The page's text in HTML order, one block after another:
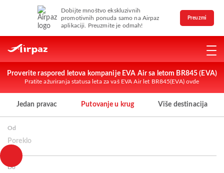
Dobijte mnoštvo ekskluzivnih
promotivnih ponuda samo na Airpaz
aplikaciji. Preuzmite je odmah!
Preuzmi
Proverite raspored letova kompanije EVA Air sa letom BR845 (EVA)
Pratite ažuriranja statusa leta za vaš EVA Air let BR845(EVA) ovde
Jedan pravac Putovanje u krug Više destinacija
Od
Poreklo
Do